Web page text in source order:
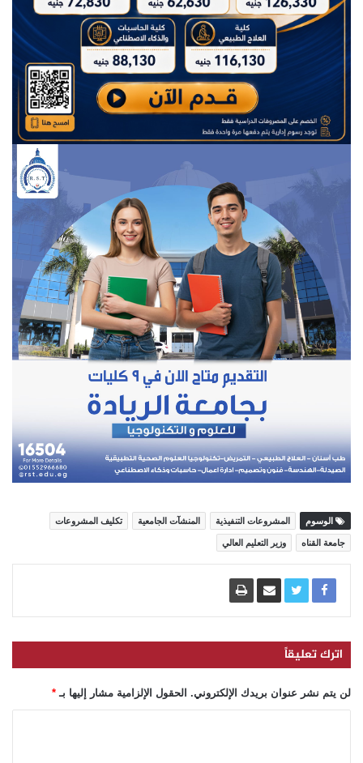
الوسوم المشروعات التنفيذية المنشآت الجامعية تكليف المشروعات
جامعة القناه وزير التعليم العالي
اترك تعليقاً
لن يتم نشر عنوان بريدك الإلكتروني. الحقول الإلزامية مشار إليها بـ *